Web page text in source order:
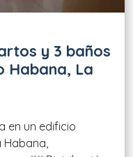
y 3 baños
Habana, La
en un edificio
Habana,